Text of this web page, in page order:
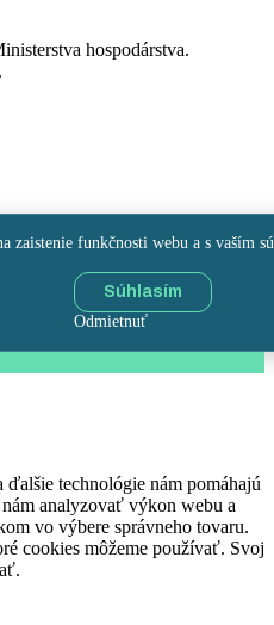
hospodárstva.
zaistenie funkčnosti webu a s vaším
Súhlasím
Odmietnuť
ďalšie technológie nám pomáhajú
analyzovať výkon webu a
vo výbere správneho tovaru.
cookies môžeme používať. Svoj